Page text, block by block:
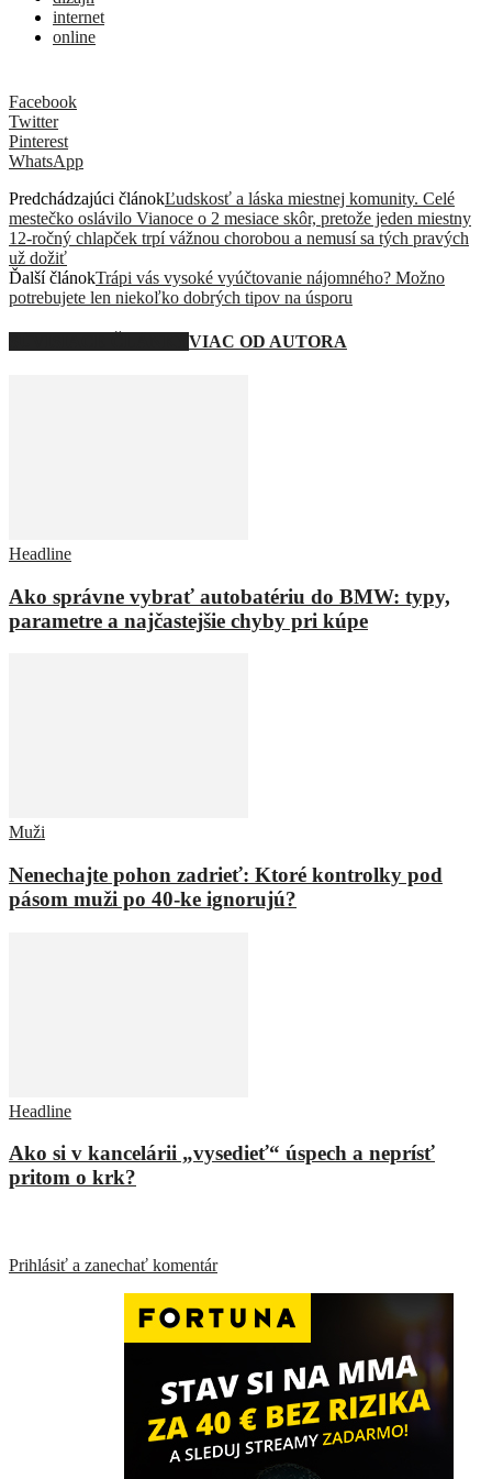
internet
online
Facebook
Twitter
Pinterest
WhatsApp
Predchádzajúci článokĽudskosť a láska miestnej komunity. Celé
mestečko oslávilo Vianoce o 2 mesiace skôr, pretože jeden miestny
12-ročný chlapček trpí vážnou chorobou a nemusí sa tých pravých
už dožiť
Ďalší článokTrápi vás vysoké vyúčtovanie nájomného? Možno
potrebujete len niekoľko dobrých tipov na úsporu
VIAC OD AUTORA
Headline
Ako správne vybrať autobatériu do BMW: typy,
parametre a najčastejšie chyby pri kúpe
Muži
Nenechajte pohon zadrieť: Ktoré kontrolky pod
pásom muži po 40-ke ignorujú?
Headline
Ako si v kancelárii „vysedieť“ úspech a neprísť
pritom o krk?
Prihlásiť a zanechať komentár